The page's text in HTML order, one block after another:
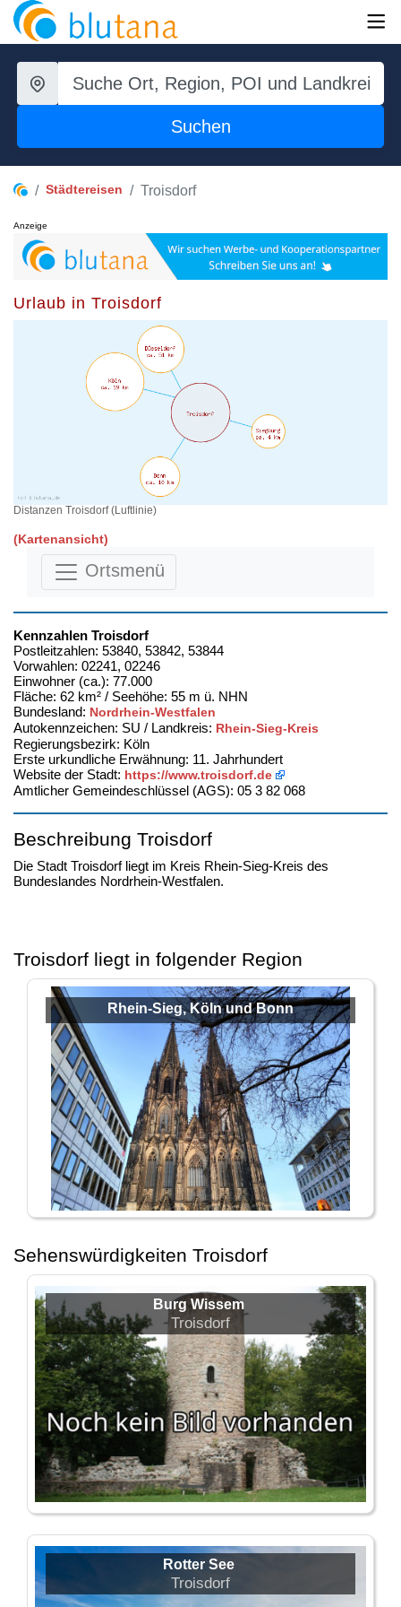
Suchen
Städtereisen Troisdorf
Anzeige
Urlaub in Troisdorf
Distanzen Troisdorf (Luftlinie)
(Kartenansicht)
Ortsmenü
Kennzahlen Troisdorf
Postleitzahlen: 53840, 53842, 53844
Vorwahlen: 02241, 02246
Einwohner (ca.): 77.000
Fläche: 62 km² / Seehöhe: 55 m ü. NHN
Bundesland: Nordrhein-Westfalen
Autokennzeichen: SU / Landkreis: Rhein-Sieg-Kreis
Regierungsbezirk: Köln
Erste urkundliche Erwähnung: 11. Jahrhundert
Website der Stadt: https://www.troisdorf.de
Amtlicher Gemeindeschlüssel (AGS): 05 3 82 068
Beschreibung Troisdorf
Die Stadt Troisdorf liegt im Kreis Rhein-Sieg-Kreis des
Bundeslandes Nordrhein-Westfalen.
Troisdorf liegt in folgender Region
Rhein-Sieg, Köln und Bonn
Sehenswürdigkeiten Troisdorf
Burg Wissem
Troisdorf
Rotter See
Troisdorf